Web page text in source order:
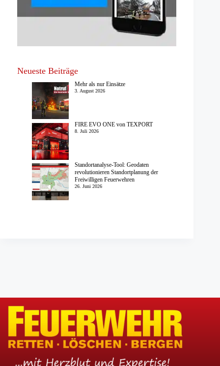
Neueste Beiträge
Mehr als nur Einsätze
3. August 2026
FIRE EVO ONE von TEXPORT
8. Juli 2026
Standortanalyse-Tool: Geodaten
revolutionieren Standortplanung der
Freiwilligen Feuerwehren
26. Juni 2026